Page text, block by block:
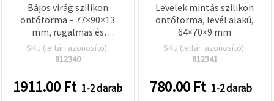
Bájos virág szilikon
öntőforma – 77×90×13
mm, rugalmas és
újrahasználható –
tökéletes gyanta
szappankészítéshez,
gipszöntéshez és kreatív
SKU (leltári azonosító):
812340
1911.00 Ft 1-2 darab
Levelek mintás szilikon
öntőforma, levél alakú,
64×70×9 mm
SKU (leltári azonosító):
812341
780.00 Ft 1-2 darab